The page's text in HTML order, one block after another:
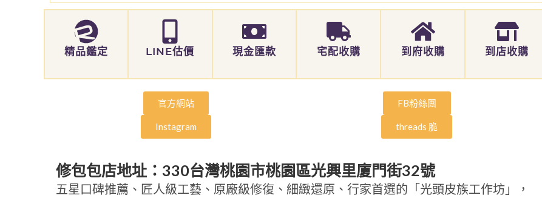
精品鑑定 LINE估價 現金匯款 宅配收購 到府收購 到店收購
官方網站 FB粉絲團
Instagram threads 脆
修包包店地址：330台灣桃園市桃園區光興里廈門街32號
五星口碑推薦、匠人級工藝、原廠級修復、細緻還原、行家首選的「光頭皮族工作坊」，